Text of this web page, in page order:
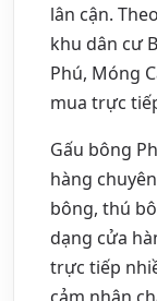
lân cận.
khu dân cư
Phú, Móng
mua trực
Gấu bông
hàng
bông, thú
dạng cửa
trực tiếp